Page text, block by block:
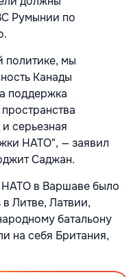
Румынии по
политике, мы
Канады
поддержка
серьезная
НАТО", — заявил
Саджан.
НАТО в Варшаве было
Литве, Латвии,
батальону
на себя Британия,